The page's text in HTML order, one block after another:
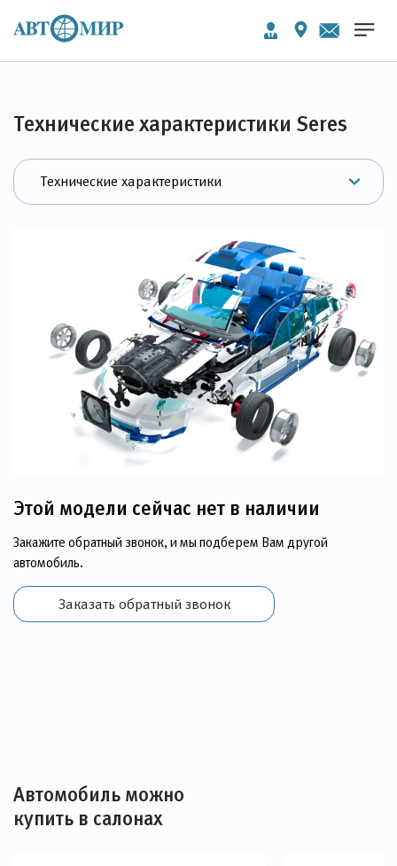
Технические характеристики Seres
Этой модели сейчас нет в наличии
Закажите обратный звонок, и мы подберем Вам другой
автомобиль.
Заказать обратный звонок
Автомобиль можно
купить в салонах